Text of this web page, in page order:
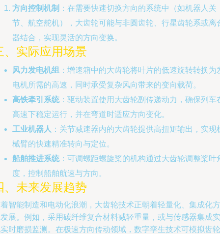
方向控制机制 ：在需要快速切换方向的系统中（如机器人关
节、航空舵机），大齿轮可能与非圆齿轮、行星齿轮系或离
器结合，实现灵活的方向变换。
、实际应用场景
风力发电机组 ：增速箱中的大齿轮将叶片的低速旋转转换为
电机所需的高速，同时承受复杂风向带来的变向载荷。
高铁牵引系统：驱动装置使用大齿轮副传递动力，确保列车
高速下稳定运行，并在弯道时适应方向变化。
工业机器人 ：关节减速器内的大齿轮提供高扭矩输出，实现
械臂的快速精准转向与定位。
船舶推进系统：可调螺距螺旋桨的机构通过大齿轮调整桨叶
度，控制船舶航速与方向。
、未来发展趋势
智能制造和电动化浪潮，大齿轮技术正朝着轻量化、集成化方
展。例如，采用碳纤维复合材料减轻重量，或与传感器集成实
时磨损监测。在极速方向传动领域，数字孪生技术可模拟齿轮